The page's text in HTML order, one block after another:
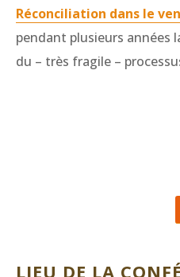
Réconciliation dans le
pendant plusieurs années
du – très fragile –
LIEU DE LA